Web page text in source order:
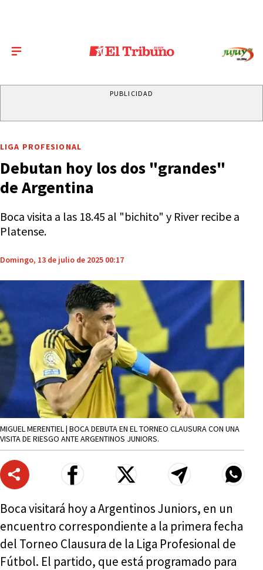
PUBLICIDAD
LIGA PROFESIONAL
Debutan hoy los dos "grandes"
de Argentina
Boca visita a las 18.45 al "bichito" y River recibe a
Platense.
Domingo, 13 de julio de 2025 00:17
MIGUEL MERENTIEL | BOCA DEBUTA EN EL TORNEO CLAUSURA CON UNA
VISITA DE RIESGO ANTE ARGENTINOS JUNIORS.
Boca visitará hoy a Argentinos Juniors, en un
encuentro correspondiente a la primera fecha
del Torneo Clausura de la Liga Profesional de
Fútbol. El partido, que está programado para